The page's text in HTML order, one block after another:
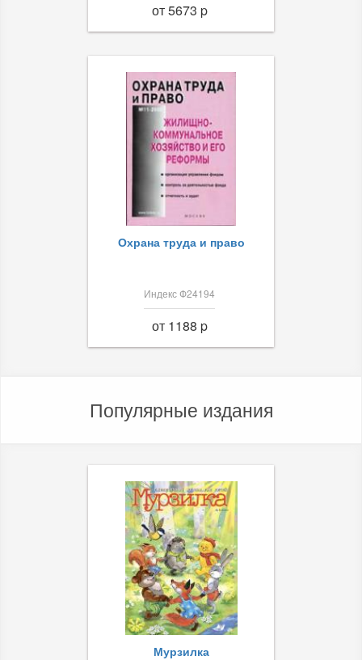
от 5673 p
Охрана труда и право
Индекс Ф24194
от 1188 p
Популярные издания
Мурзилка